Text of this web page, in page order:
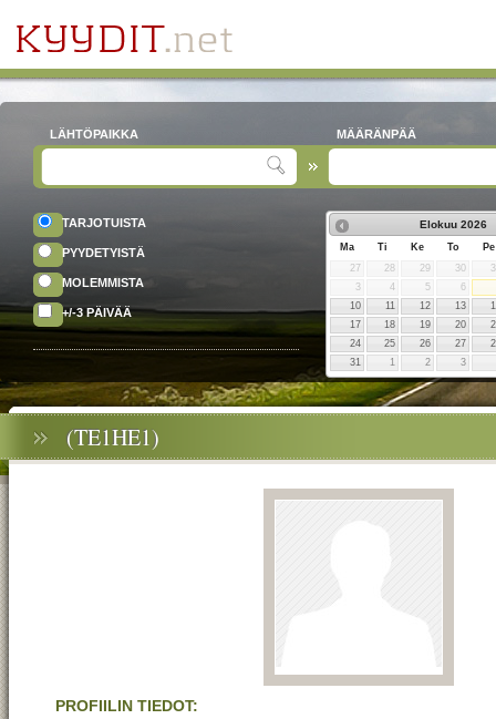
LÄHTÖPAIKKA MÄÄRÄNPÄÄ
TARJOTUISTA
PYYDETYISTÄ
MOLEMMISTA
+/-3 PÄIVÄÄ
Elokuu 2026
Ma Ti Ke To
Pe
27
28 29 30
3
4 5
6
10
11 12 13
17
18 19 20
24
25 26 27
31
1 2 3
(TE1HE1)
PROFIILIN TIEDOT: